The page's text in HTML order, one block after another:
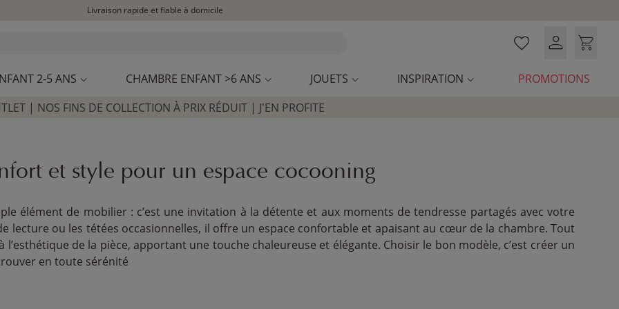
Livraison rapide et fiable à domicile
2-5 ANS CHAMBRE ENFANT >6 ANS JOUETS INSPIRATION
PROMOTIONS
| NOS FINS DE COLLECTION À PRIX RÉDUIT | J'EN PROFITE
et style pour un espace cocooning
élément de mobilier : c’est une invitation à la détente et aux moments de tendresse partagés avec votre
lecture ou les tétées occasionnelles, il offre un espace confortable et apaisant au cœur de la chambre. Tout
de la pièce, apportant une touche chaleureuse et élégante. Choisir le bon modèle, c’est créer un
en toute sérénité